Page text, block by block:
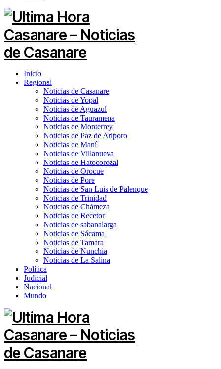
Inicio
Regional
Noticias de Casanare
Noticias de Yopal
Noticias de Aguazul
Noticias de Tauramena
Noticias de Monterrey
Noticias de Paz de Ariporo
Noticias de Maní
Noticias de Villanueva
Noticias de Hatocorozal
Noticias de Orocue
Noticias de Pore
Noticias de San Luis de Palenque
Noticias de Trinidad
Noticias de Chámeza
Noticias de Recetor
Noticias de sabanalarga
Noticias de Sácama
Noticias de Tamara
Noticias de Nunchia
Noticias de La Salina
Política
Judicial
Nacional
Mundo